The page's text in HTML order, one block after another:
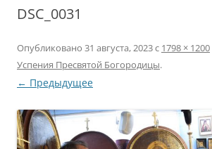
DSC_0031
Опубликовано 31 августа, 2023с 1798 × 1200
Успения Пресвятой Богородицы.
← Предыдущее